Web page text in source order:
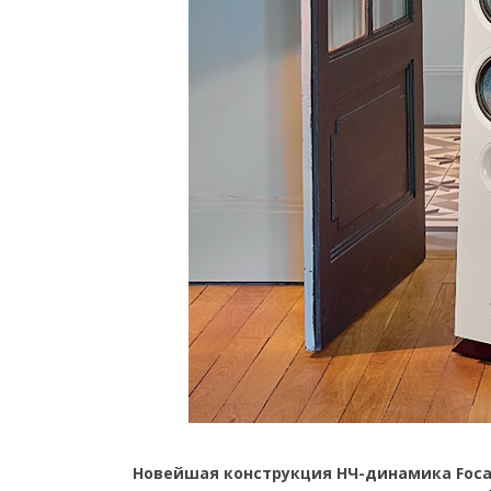
Новейшая конструкция НЧ-динамика